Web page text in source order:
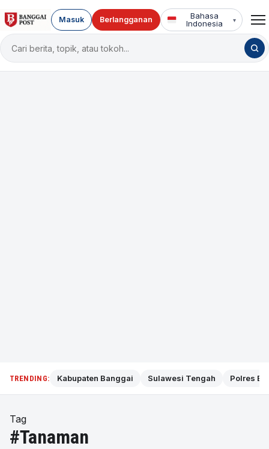
Cari
berita
Masuk Berlangganan
Bahasa
Indonesia
▾
TRENDING: Kabupaten Banggai Sulawesi Tengah Polres
Tag
#Tanaman